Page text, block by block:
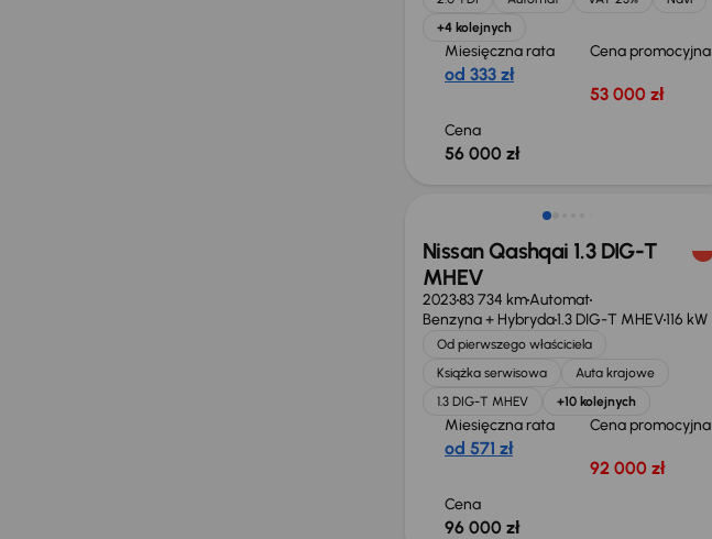
+4 kolejnych
Miesięczna rata
od 333 zł
Cena promocyjna
53 000 zł
Cena
56 000 zł
Możliwość odliczenia VAT
Nissan Qashqai 1.3 DIG-T
MHEV
202383 734 kmAutomat
Benzyna + Hybryda1.3 DIG-T MHEV116 kW
Od pierwszego właściciela
Książka serwisowa
Auta krajowe
1.3 DIG-T MHEV
+10 kolejnych
Miesięczna rata
od 571 zł
Cena promocyjna
92 000 zł
Cena
96 000 zł